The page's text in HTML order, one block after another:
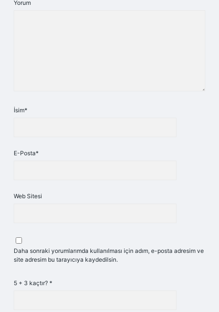
Yorum
İsim*
E-Posta*
Web Sitesi
Daha sonraki yorumlarımda kullanılması için adım, e-posta adresim ve
site adresim bu tarayıcıya kaydedilsin.
5 + 3 kaçtır? *